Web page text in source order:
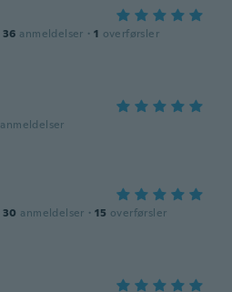
36 anmeldelser · 1 overførsler
anmeldelser
30 anmeldelser · 15 overførsler